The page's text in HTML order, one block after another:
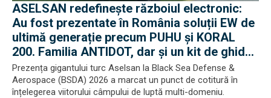
ASELSAN redefinește războiul electronic:
Au fost prezentate în România soluții EW de
ultimă generație precum PUHU și KORAL
200. Familia ANTIDOT, dar și un kit de ghidaj
al rachetelor, au stârnit interes
Prezența gigantului turc Aselsan la Black Sea Defense &
Aerospace (BSDA) 2026 a marcat un punct de cotitură în
înțelegerea viitorului câmpului de luptă multi-domeniu.